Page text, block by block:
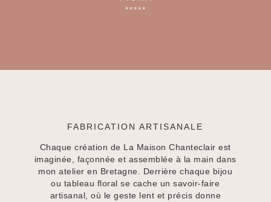
*****
FABRICATION ARTISANALE
Chaque création de La Maison Chanteclair est
imaginée, façonnée et assemblée à la main dans
mon atelier en Bretagne. Derrière chaque bijou
ou tableau floral se cache un savoir-faire
artisanal, où le geste lent et précis donne